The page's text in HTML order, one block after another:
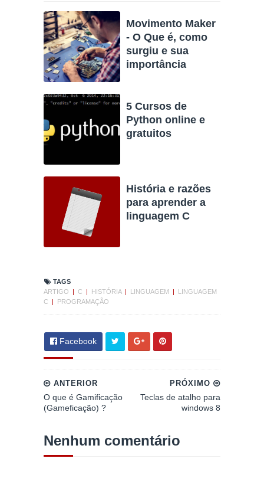
Movimento Maker
- O Que é, como
surgiu e sua
importância
5 Cursos de
Python online e
gratuitos
História e razões
para aprender a
linguagem C
TAGS
ARTIGO
| C | HISTÓRIA | LINGUAGEM |
LINGUAGEM
C
| PROGRAMAÇÃO
Facebook
PRÓXIMO
Teclas de atalho para
windows 8
ANTERIOR
O que é Gamificação
(Gameficação) ?
Nenhum comentário